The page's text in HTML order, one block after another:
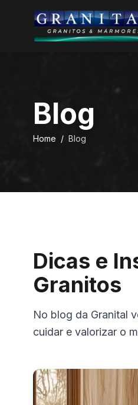
Blog
Home / Blog
Dicas e
Granitos
No blog da Granital
cuidar e valorizar o